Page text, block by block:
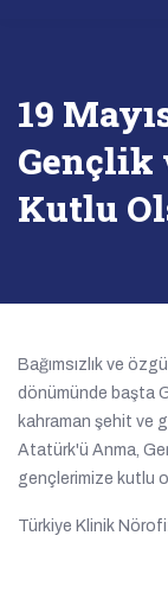
19
Gençlik
Kutlu
Bağımsızlık ve
dönümünde başta
kahraman şehit ve
Atatürk'ü Anma,
gençlerimize kutlu
Türkiye Klinik